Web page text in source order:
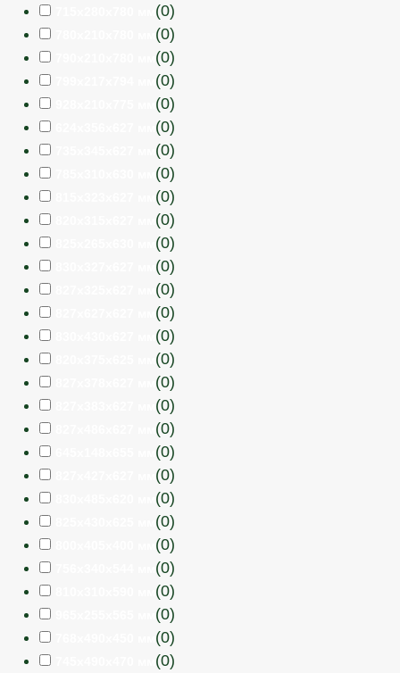
(0)
(0)
(0)
(0)
(0)
(0)
(0)
(0)
(0)
(0)
(0)
(0)
(0)
(0)
(0)
(0)
(0)
(0)
(0)
(0)
(0)
(0)
(0)
(0)
(0)
(0)
(0)
(0)
(0)